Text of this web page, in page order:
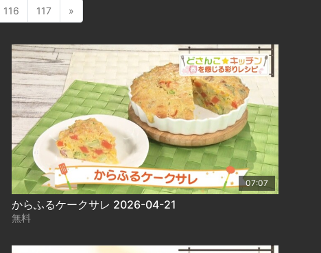
116 117 »
07:07
からふるケークサレ 2026-04-21
無料